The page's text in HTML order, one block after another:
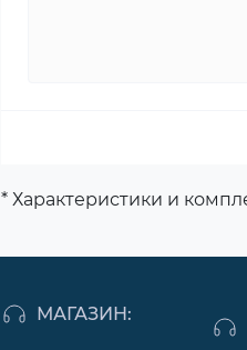
* Характеристики и
МАГАЗИН: